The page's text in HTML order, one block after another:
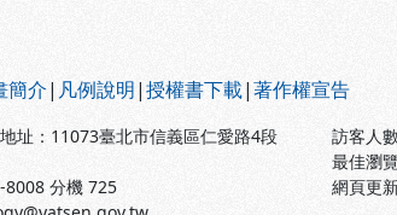
簡介| 凡例說明|授權書下載|著作權宣告
址：11073臺北市信義區仁愛路4段
8008 分機 725
訪客人
最佳瀏
網頁更